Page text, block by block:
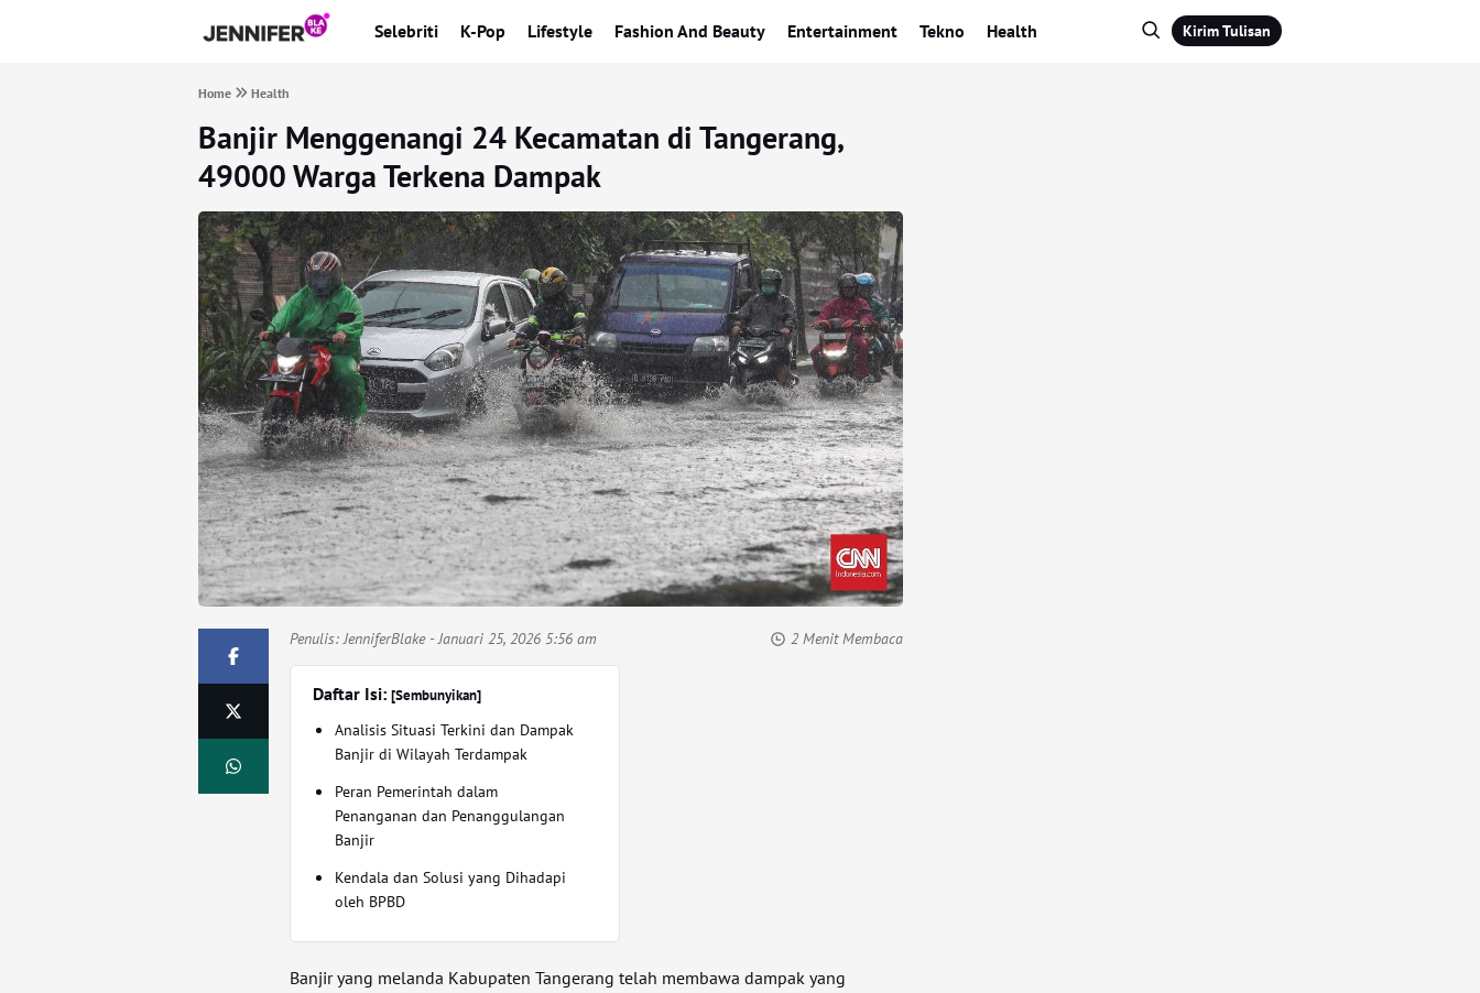
Selebriti K-Pop Lifestyle Fashion And Beauty Entertainment Tekno Health Kirim Tulisan
Home Health
Banjir Menggenangi 24 Kecamatan di Tangerang,
49000 Warga Terkena Dampak
Penulis:JenniferBlake- Januari 25, 2026 5:56 am 2 Menit Membaca
Daftar Isi:[Sembunyikan]
Analisis Situasi Terkini dan Dampak
Banjir di Wilayah Terdampak
Peran Pemerintah dalam
Penanganan dan Penanggulangan
Banjir
Kendala dan Solusi yang Dihadapi
oleh BPBD
Banjir yang melanda Kabupaten Tangerang telah membawa dampak yang